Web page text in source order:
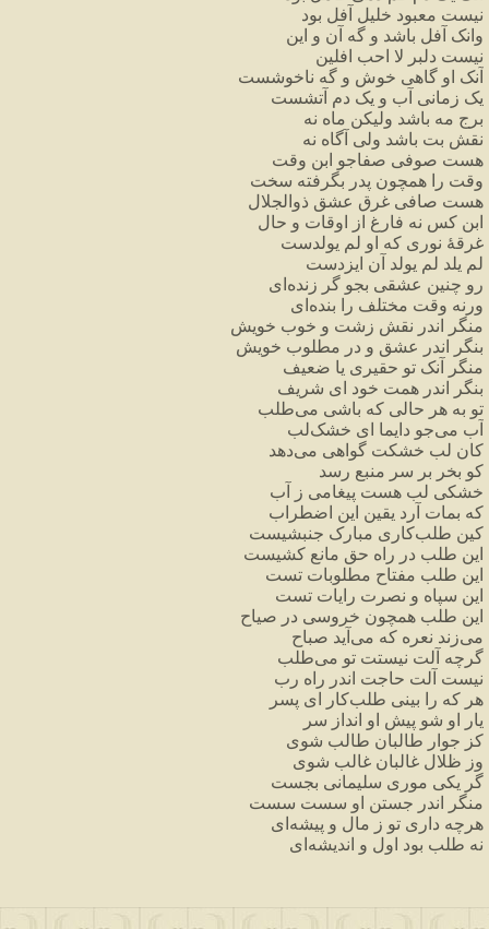
نیست معبود خلیل آفل بود
وانک آفل باشد و گه آن و این
نیست دلبر لا احب افلین
آنک او گاهی خوش و گه ناخوشست
یک زمانی آب و یک دم آتشست
برج مه باشد ولیکن ماه نه
نقش بت باشد ولی آگاه نه
هست صوفی صفاجو ابن وقت
وقت را همچون پدر بگرفته سخت
هست صافی غرق عشق ذوالجلال
ابن کس نه فارغ از اوقات و حال
غرقهٔ نوری که او لم یولدست
لم یلد لم یولد آن ایزدست
رو چنین عشقی بجو گر زنده ای
ورنه وقت مختلف را بنده ای
منگر
اندر نقش زشت و خوب خویش
بنگر
اندر عشق و در مطلوب خویش
منگر
آنک تو حقیری یا ضعیف
بنگر
اندر همت خود ای شریف
تو به هر حالی که باشی میطلب
آب میجو دایما ای خشکلب
کان لب خشکت گواهی میدهد
کو بخر بر سر منبع رسد
خشکی لب هست پیغامی ز
آب
که بمات آرد یقین این اضطراب
کین طلبکاری مبارک جنبشیست
این طلب در راه حق مانع کشیست
این طلب مفتاح مطلوبات تست
این سپاه و نصرت رایات تست
این طلب همچون خروسی در صیاح
میزند نعره که می آید صباح
گرچه آلت نیستت تو میطلب
نیست آلت حاجت اندر راه رب
هر که را بینی طلبکار ای پسر
یار
او شو پیش او انداز سر
کز جوار طالبان طالب شوی
وز ظلال غالبان غالب شوی
گر یکی موری سلیمانی بجست
منگر
اندر جستن او سست سست
هرچه داری تو ز مال و پیشه ای
نه طلب بود اول و اندیشه ای